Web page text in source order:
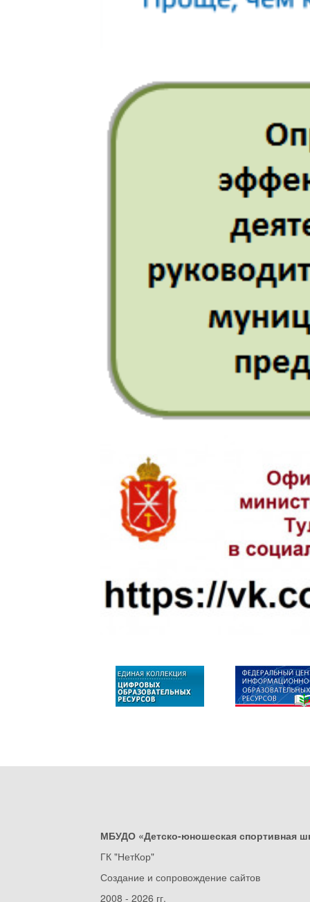
МБУДО «Детско-юношеская спортивная
ГК "НетКор"
Создание и сопровождение сайтов
2008 - 2026 гг.